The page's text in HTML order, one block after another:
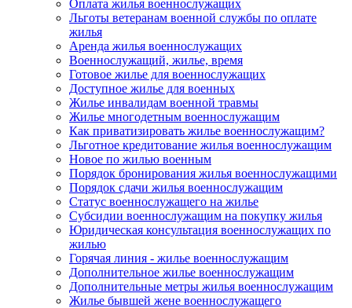
Оплата жилья военнослужащих
Льготы ветеранам военной службы по оплате
жилья
Аренда жилья военнослужащих
Военнослужащий, жилье, время
Готовое жилье для военнослужащих
Доступное жилье для военных
Жилье инвалидам военной травмы
Жилье многодетным военнослужащим
Как приватизировать жилье военнослужащим?
Льготное кредитование жилья военнослужащим
Новое по жилью военным
Порядок бронирования жилья военнослужащими
Порядок сдачи жилья военнослужащим
Статус военнослужащего на жилье
Субсидии военнослужащим на покупку жилья
Юридическая консультация военнослужащих по
жилью
Горячая линия - жилье военнослужащим
Дополнительное жилье военнослужащим
Дополнительные метры жилья военнослужащим
Жилье бывшей жене военнослужащего